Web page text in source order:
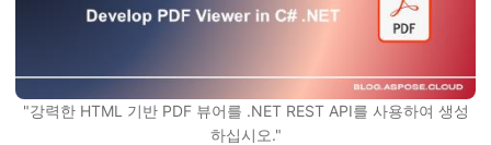
"강력한 HTML 기반 PDF 뷰어를 .NET REST API를 사용하여 생성
하십시오."